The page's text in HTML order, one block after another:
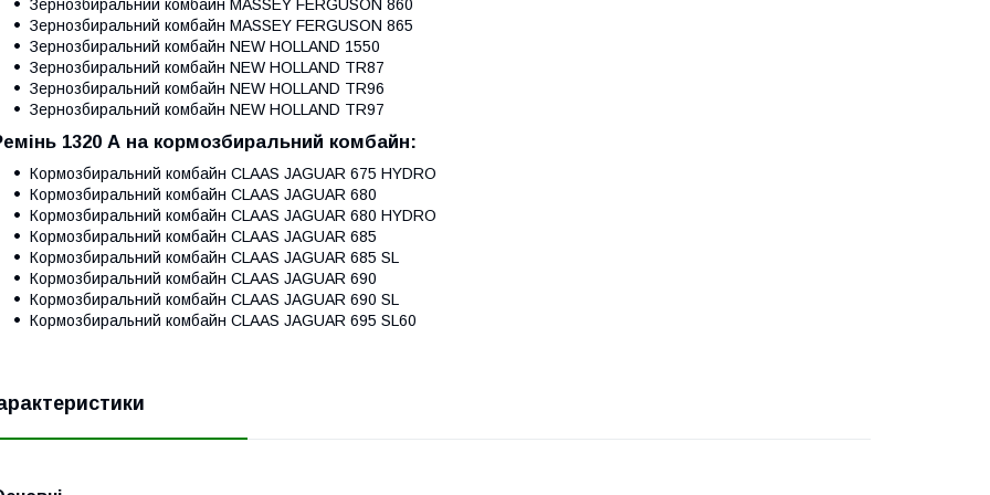
Зернозбиральний комбайн MASSEY FERGUSON 860
Зернозбиральний комбайн MASSEY FERGUSON 865
Зернозбиральний комбайн NEW HOLLAND 1550
Зернозбиральний комбайн NEW HOLLAND TR87
Зернозбиральний комбайн NEW HOLLAND TR96
Зернозбиральний комбайн NEW HOLLAND TR97
1320 А на кормозбиральний комбайн:
Кормозбиральний комбайн CLAAS JAGUAR 675 HYDRO
Кормозбиральний комбайн CLAAS JAGUAR 680
Кормозбиральний комбайн CLAAS JAGUAR 680 HYDRO
Кормозбиральний комбайн CLAAS JAGUAR 685
Кормозбиральний комбайн CLAAS JAGUAR 685 SL
Кормозбиральний комбайн CLAAS JAGUAR 690
Кормозбиральний комбайн CLAAS JAGUAR 690 SL
Кормозбиральний комбайн CLAAS JAGUAR 695 SL60